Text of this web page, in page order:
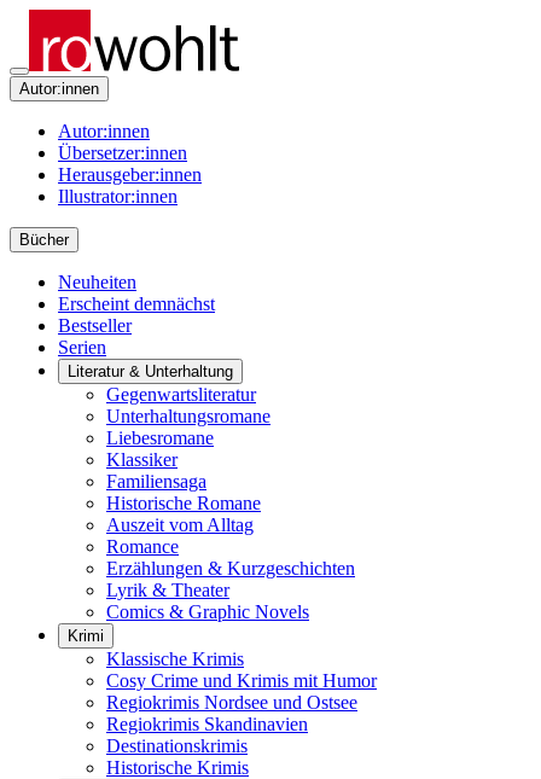
Autor:innen
Autor:innen
Übersetzer:innen
Herausgeber:innen
Illustrator:innen
Bücher
Neuheiten
Erscheint demnächst
Bestseller
Serien
Literatur & Unterhaltung
Gegenwartsliteratur
Unterhaltungsromane
Liebesromane
Klassiker
Familiensaga
Historische Romane
Auszeit vom Alltag
Romance
Erzählungen & Kurzgeschichten
Lyrik & Theater
Comics & Graphic Novels
Krimi
Klassische Krimis
Cosy Crime und Krimis mit Humor
Regiokrimis Nordsee und Ostsee
Regiokrimis Skandinavien
Destinationskrimis
Historische Krimis